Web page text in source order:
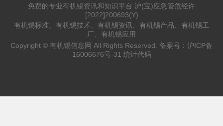
免费的专业有机锡资讯和知识平台 沪(宝)应急管危经许
[2022]200693(Y)
有机锡标准、有机锡技术、有机锡资讯、有机锡产品、有机锡工
厂、有机锡应用
Copyright © 有机锡信息网 All Rights Reserved. 备案号： 沪ICP备
16006676号-31 统计代码